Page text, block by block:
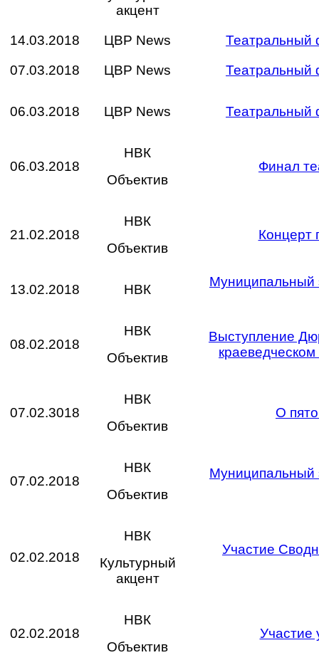
акцент
14.03.2018 ЦВР News
Театральный
07.03.2018
ЦВР News Театральный
06.03.2018 ЦВР News Театральный
06.03.2018
НВК
Объектив
Финал
21.02.2018
НВК
Объектив
Концерт
13.02.2018 НВК
Муниципальный
08.02.2018
НВК
Объектив
Выступление
07.02.3018
НВК
Объектив
О
07.02.2018
НВК
Объектив
Муниципальный
02.02.2018
НВК
Культурный
акцент
Участие
02.02.2018
НВК
Объектив
Участие